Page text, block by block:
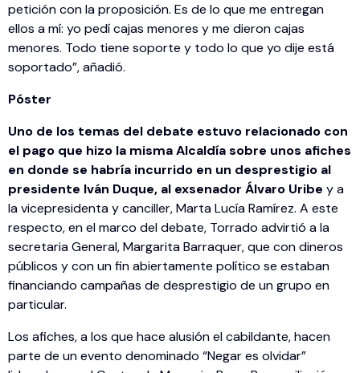
petición con la proposición. Es de lo que me entregan
ellos a mí: yo pedí cajas menores y me dieron cajas
menores. Todo tiene soporte y todo lo que yo dije está
soportado”, añadió.
Póster
Uno de los temas del debate estuvo relacionado con
el pago que hizo la misma Alcaldía sobre unos afiches
en donde se habría incurrido en un desprestigio al
presidente Iván Duque, al exsenador Álvaro Uribe y a
la vicepresidenta y canciller, Marta Lucía Ramírez. A este
respecto, en el marco del debate, Torrado advirtió a la
secretaria General, Margarita Barraquer, que con dineros
públicos y con un fin abiertamente político se estaban
financiando campañas de desprestigio de un grupo en
particular.
Los afiches, a los que hace alusión el cabildante, hacen
parte de un evento denominado “Negar es olvidar”